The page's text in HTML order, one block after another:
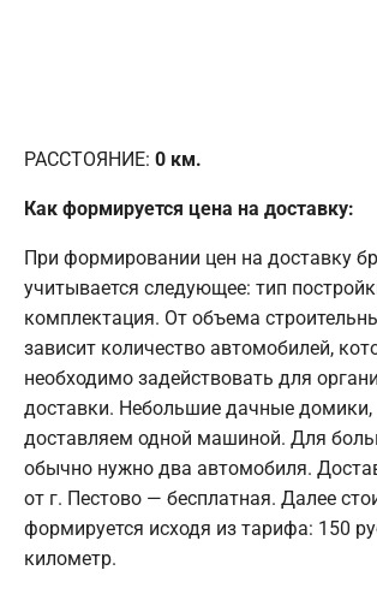
РАССТОЯНИЕ: 0 км.
Как формируется цена на доставку:
При формировании цен на доставку
учитывается следующее: тип
комплектация. От объема
зависит количество автомобилей,
необходимо задействовать для
доставки. Небольшие дачные домики,
доставляем одной машиной. Для
обычно нужно два автомобиля.
от г. Пестово — бесплатная. Далее
формируется исходя из тарифа: 150
километр.